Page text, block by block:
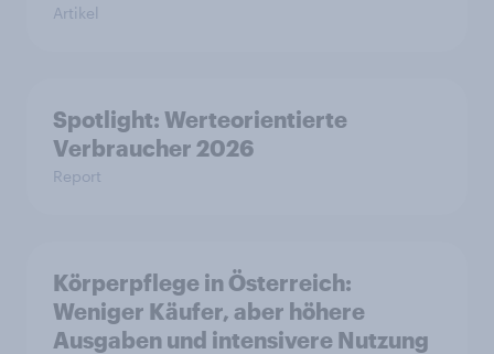
Artikel
Spotlight: Werteorientierte
Verbraucher 2026
Report
Körperpflege in Österreich:
Weniger Käufer, aber höhere
Ausgaben und intensivere Nutzung